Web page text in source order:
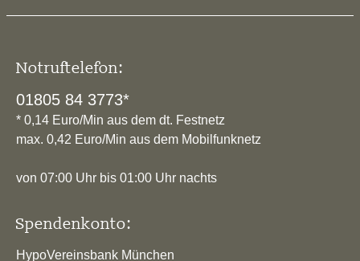
Notruftelefon:
01805 84 3773*
* 0,14 Euro/Min aus dem dt. Festnetz
max. 0,42 Euro/Min aus dem Mobilfunknetz
von 07:00 Uhr bis 01:00 Uhr nachts
Spendenkonto:
HypoVereinsbank München